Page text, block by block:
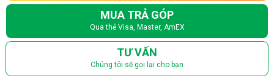
MUA TRẢ GÓP
Qua thẻ Visa, Master, AmEX
TƯ VẤN
Chúng tôi sẽ gọi lại cho bạn